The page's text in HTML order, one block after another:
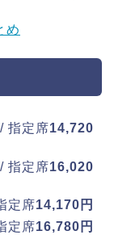
め
指定席14,720
指定席16,020
定席14,170円
定席16,780円